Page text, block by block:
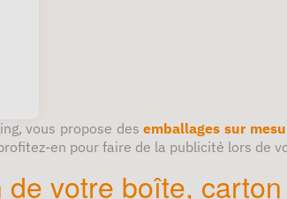
vous propose desemballages sur
en pour faire de la publicité lors de
de votre boîte,